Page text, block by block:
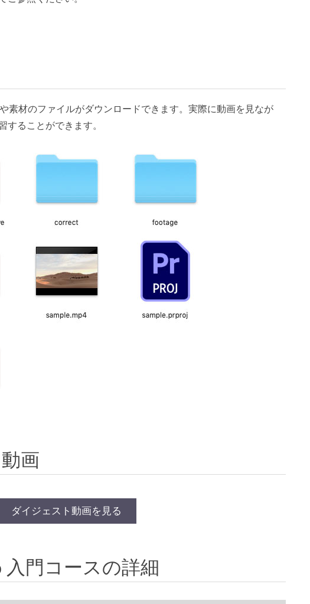
素材のファイルがダウンロードできます。実際に動画を見なが
することができます。
画
ダイジェスト動画を見る
入門コースの詳細